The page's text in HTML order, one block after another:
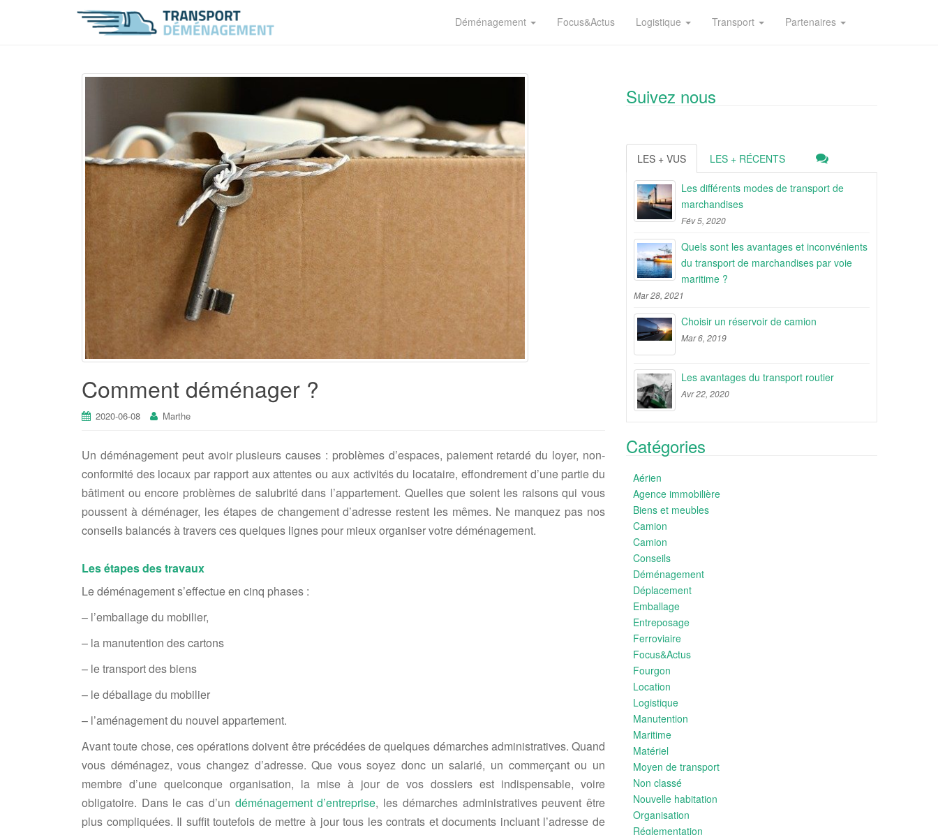
Déménagement Focus&Actus Logistique Transport Partenaires
Comment déménager ?
2020-06-08 Marthe
Un déménagement peut avoir plusieurs causes : problèmes d’espaces, paiement retardé du loyer, non-
conformité des locaux par rapport aux attentes ou aux activités du locataire, effondrement d’une partie du
bâtiment ou encore problèmes de salubrité dans l’appartement. Quelles que soient les raisons qui vous
poussent à déménager, les étapes de changement d’adresse restent les mêmes. Ne manquez pas nos
conseils balancés à travers ces quelques lignes pour mieux organiser votre déménagement.
Les étapes des travaux
Le déménagement s’effectue en cinq phases :
– l’emballage du mobilier,
– la manutention des cartons
– le transport des biens
– le déballage du mobilier
– l’aménagement du nouvel appartement.
Avant toute chose, ces opérations doivent être précédées de quelques démarches administratives. Quand
vous déménagez, vous changez d’adresse. Que vous soyez donc un salarié, un commerçant ou un
membre d’une quelconque organisation, la mise à jour de vos dossiers est indispensable, voire
obligatoire. Dans le cas d’un déménagement d’entreprise, les démarches administratives peuvent être
plus compliquées. Il suffit toutefois de mettre à jour tous les contrats et documents incluant l’adresse de
Suivez nous
LES + VUS LES + RÉCENTS
Les différents modes de transport de
marchandises
Fév 5, 2020
Quels sont les avantages et inconvénients
du transport de marchandises par voie
maritime ?
Mar 28, 2021
Choisir un réservoir de camion
Mar 6, 2019
Les avantages du transport routier
Avr 22, 2020
Catégories
Aérien
Agence immobilière
Biens et meubles
Camion
Camion
Conseils
Déménagement
Déplacement
Emballage
Entreposage
Ferroviaire
Focus&Actus
Fourgon
Location
Logistique
Manutention
Maritime
Matériel
Moyen de transport
Non classé
Nouvelle habitation
Organisation
Réglementation